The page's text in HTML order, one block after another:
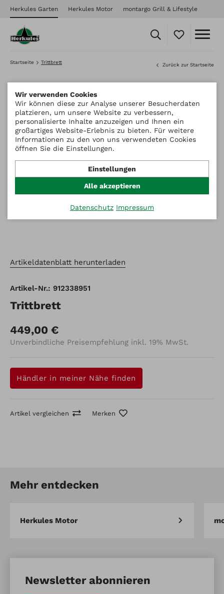
Herkules Garten Herkules Motor montargo Grill & Lifestyle
Startseite Trittbrett Zurück zur Startseite
Artikeldatenblatt herunterladen
Artikel-Nr.: 912338951
Trittbrett
449,00 €
Unverbindliche Preisempfehlung inkl. 19% MwSt.
Händler in meiner Nähe finden
Artikel vergleichen Merken
Trittbrett
Mehr entdecken
Herkules Motor
Newsletter abonnieren
Wir verwenden Cookies
Wir können diese zur Analyse unserer Besucherdaten
platzieren, um unsere Website zu verbessern,
personalisierte Inhalte anzuzeigen und Ihnen ein
großartiges Website-Erlebnis zu bieten. Für weitere
Informationen zu den von uns verwendeten Cookies
öffnen Sie die Einstellungen.
Einstellungen
Alle akzeptieren
Datenschutz Impressum